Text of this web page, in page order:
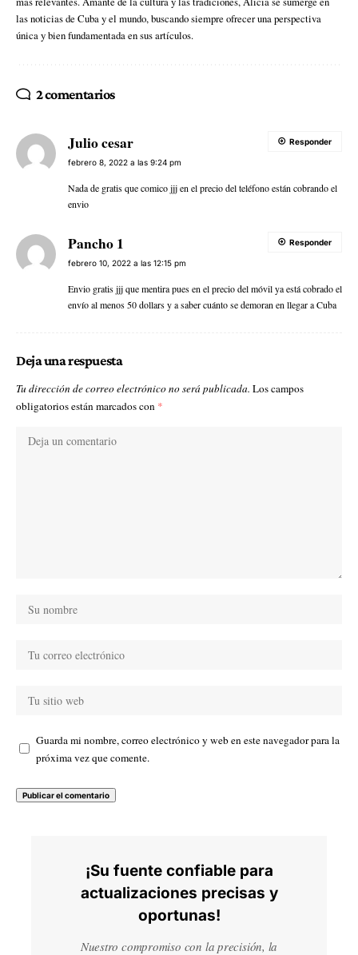
las noticias de Cuba y el mundo, buscando siempre ofrecer una perspectiva
única y bien fundamentada en sus artículos.
2 comentarios
Julio cesar
febrero 8, 2022 a las 9:24 pm
Nada de gratis que comico jjj en el precio del teléfono están cobrando el
envio
Responder
Pancho 1
febrero 10, 2022 a las 12:15 pm
Envio gratis jjj que mentira pues en el precio del móvil ya está cobrado el
envío al menos 50 dollars y a saber cuánto se demoran en llegar a Cuba
Responder
Deja una respuesta
Tu dirección de correo electrónico no será publicada. Los campos
obligatorios están marcados con *
Guarda mi nombre, correo electrónico y web en este navegador para la
próxima vez que comente.
¡Su fuente confiable para
actualizaciones precisas y
oportunas!
Nuestro compromiso con la precisión, la